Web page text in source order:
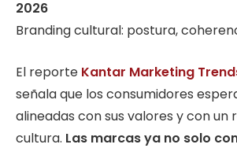
2026
Branding cultural: postura,
El reporte Kantar Marketing
señala que los consumidores
alineadas con sus valores y con un
cultura. Las marcas ya no solo